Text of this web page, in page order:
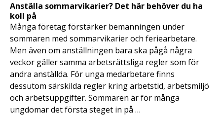
Anställa sommarvikarier? Det här behöver du ha
koll på
Många företag förstärker bemanningen under
sommaren med sommarvikarier och feriearbetare.
Men även om anställningen bara ska pågå några
veckor gäller samma arbetsrättsliga regler som för
andra anställda. För unga medarbetare finns
dessutom särskilda regler kring arbetstid, arbetsmiljö
och arbetsuppgifter. Sommaren är för många
ungdomar det första steget in på …